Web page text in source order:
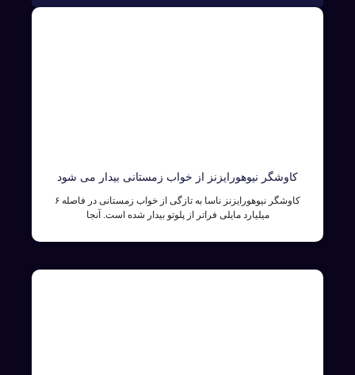
کاوشگر نیوهورایزنز از خواب زمستانی بیدار می شود
کاوشگر نیوهورایزنز ناسا به تازگی از خواب زمستانی در فاصله ۶
میلیارد مایلی فراتر از پلوتو بیدار شده است. آنجا